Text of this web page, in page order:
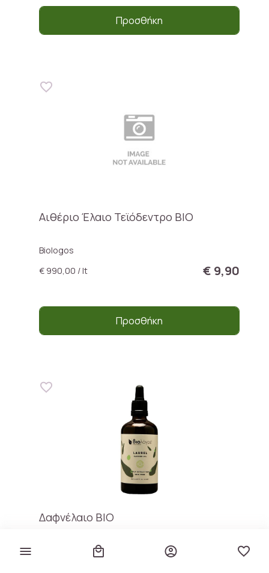
Προσθήκη
Αιθέριο Έλαιο Τεϊόδεντρο BIO
Biologos
€ 990,00 / lt
€ 9,90
Προσθήκη
Δαφνέλαιο BIO